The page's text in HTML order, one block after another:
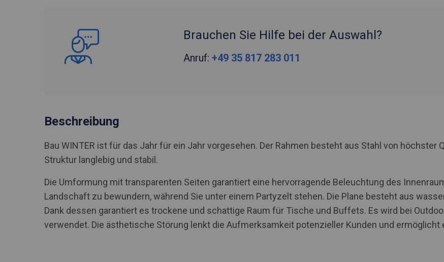
Brauchen Sie Hilfe bei der Auswahl?
Anruf: +49 35 817 283 011
Beschreibung
Bau WINTER ist für das Jahr für ein Jahr vorgesehen. Der Rahmen besteht aus Stahl von
Struktur langlebig und stabil.
Die Umformung mit transparenten Seiten garantiert eine hervorragende Beleuchtung des
Landschaft zu bewundern, während Sie unter einem Partyzelt stehen. Die Plane besteht aus
Dank dessen garantiert es trockene und schattige Raum für Tische und Buffets. Es wird bei
verwendet. Die ästhetische Störung lenkt die Aufmerksamkeit potenzieller Kunden und ermöglicht